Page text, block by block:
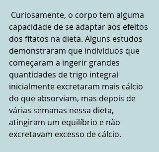
capacidade de se adaptar aos efeitos
dos fitatos na dieta. Alguns estudos
demonstraram que indivíduos que
começaram a ingerir grandes
quantidades de trigo integral
inicialmente excretaram mais cálcio
do que absorviam, mas depois de
várias semanas nessa dieta,
atingiram um equilíbrio e não
excretavam excesso de cálcio.